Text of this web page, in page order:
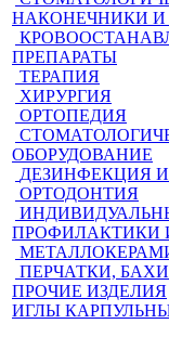
НАКОНЕЧНИКИ
ПРЕПАРАТЫ
ТЕРАПИЯ
ХИРУРГИЯ
ОРТОПЕДИЯ
ОБОРУДОВАНИЕ
ДЕЗИНФЕКЦИЯ
ОРТОДОНТИЯ
ПРОФИЛАКТИКИ
ПЕРЧАТКИ,
ПРОЧИЕ ИЗДЕЛИЯ
ИГЛЫ